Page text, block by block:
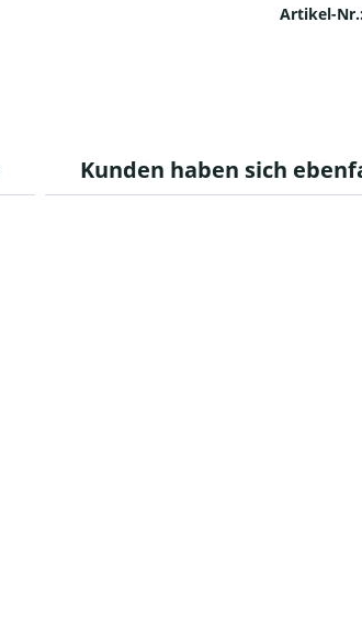
Artikel-
Kunden haben sich